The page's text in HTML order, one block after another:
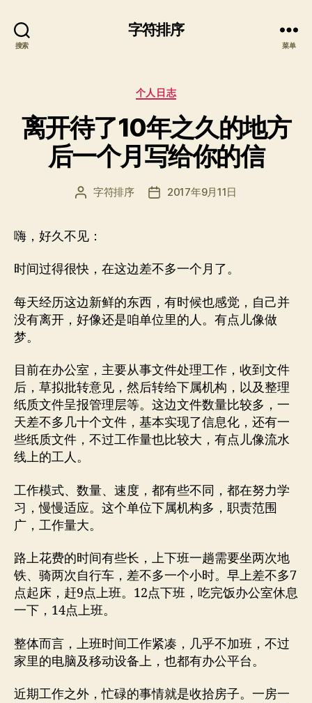
搜索
字符排序
菜单
分
个人日志
离开待了10年之久的地方
后一个月写给你的信
文
者
字符排序
发 2017年9月11日
嗨，好久不见：
时间过得很快，在这边差不多一个月了。
每天经历这边新鲜的东西，有时候也感觉，自己并
没有离开，好像还是咱单位里的人。有点儿像做
梦。
目前在办公室，主要从事文件处理工作，收到文件
后，草拟批转意见，然后转给下属机构，以及整理
纸质文件呈报管理层等。这边文件数量比较多，一
天差不多几十个文件，基本实现了信息化，还有一
些纸质文件，不过工作量也比较大，有点儿像流水
线上的工人。
工作模式、数量、速度，都有些不同，都在努力学
习，慢慢适应。这个单位下属机构多，职责范围
广，工作量大。
路上花费的时间有些长，上下班一趟需要坐两次地
铁、骑两次自行车，差不多一个小时。早上差不多7
点起床，赶9点上班。12点下班，吃完饭办公室休息
一下，14点上班。
整体而言，上班时间工作紧凑，几乎不加班，不过
家里的电脑及移动设备上，也都有办公平台。
近期工作之外，忙碌的事情就是收拾房子。一房一